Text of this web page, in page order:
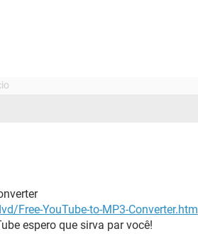
Free-YouTube-to-MP3-Converter.htm
espero que sirva par você!